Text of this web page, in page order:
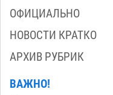
ОФИЦИАЛЬНО
НОВОСТИ КРАТКО
АРХИВ РУБРИК
ВАЖНО!